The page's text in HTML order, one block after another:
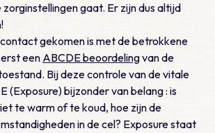
gaat. Er zijn dus altijd
gekomen is met de betrokkene
een ABCDE beoordelingvan de
Bij deze controle van de vitale
(Exposure) bijzonder van belang : is
te warm of te koud, hoe zijn de
in de cel? Exposure staat